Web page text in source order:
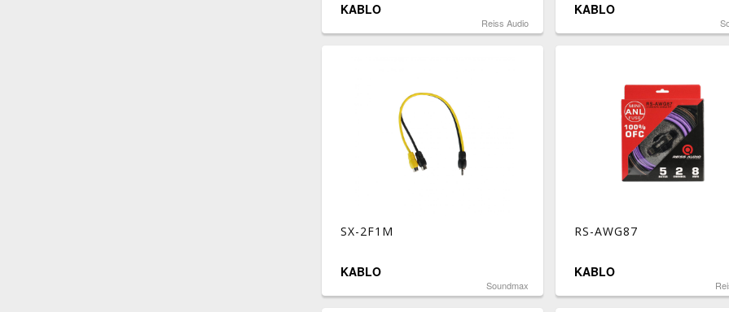
KABLO
Reiss Audio
KABLO
SX-2F1M
KABLO
Soundmax
RS-AWG87
KABLO